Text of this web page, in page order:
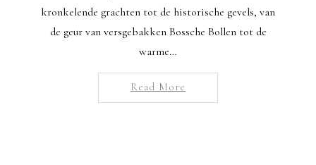
kronkelende grachten tot de historische gevels, van
de geur van versgebakken Bossche Bollen tot de
warme…
Read More